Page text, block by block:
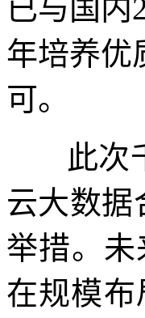
已与国内
年培养优
可。
此次
云大数据
举措。
在规模